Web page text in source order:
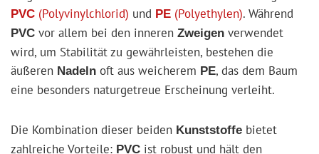
PVC (Polyvinylchlorid) und PE (Polyethylen). Während
PVC vor allem bei den inneren Zweigen verwendet
wird, um Stabilität zu gewährleisten, bestehen die
äußeren Nadeln oft aus weicherem PE, das dem Baum
eine besonders naturgetreue Erscheinung verleiht.
Die Kombination dieser beiden Kunststoffe bietet
zahlreiche Vorteile: PVC ist robust und hält den